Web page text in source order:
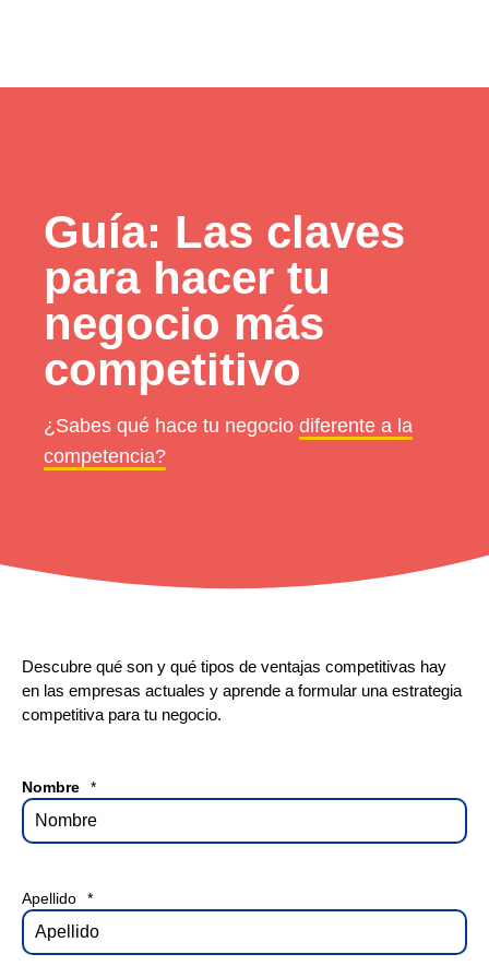
Guía: Las claves
para hacer tu
negocio más
competitivo
¿Sabes qué hace tu negociodiferente a la
competencia?
Descubre qué son y qué tipos de ventajas competitivas hay
en las empresas actuales y aprende a formular una estrategia
competitiva para tu negocio.
Nombre *
Apellido *